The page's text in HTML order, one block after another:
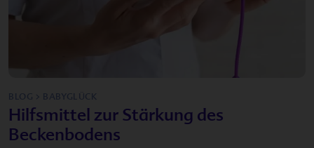
BLOG > BABYGLÜCK
Hilfsmittel zur Stärkung des
Beckenbodens